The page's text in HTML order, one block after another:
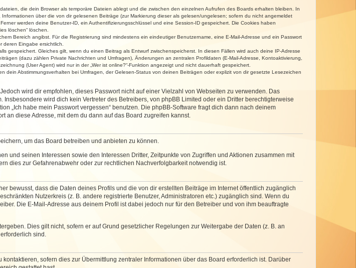
die dein Browser als temporäre Dateien ablegt und die zwischen den einzelnen Aufrufen des Boards erhalten bleiben. In
über die von dir gelesenen Beiträge (zur Markierung dieser als gelesen/ungelesen; sofern du nicht angemeldet
werden deine Benutzer-ID, ein Authentifizierungsschlüssel und eine Session-ID gespeichert. Die Cookies haben
löschen“ löschen.
Bereich angibst. Für die Registrierung sind mindestens ein eindeutiger Benutzername, eine E-Mail-Adresse und ein Passwort
deren Eingabe ersichtlich.
Gleiches gilt, wenn du einen Beitrag als Entwurf zwischenspeicherst. In diesen Fällen wird auch deine IP-Adresse
(dazu zählen Private Nachrichten und Umfragen), Änderungen an zentralen Profildaten (E-Mail-Adresse, Kontoaktivierung,
(User Agent) wird nur in der „Wer ist online?“-Funktion angezeigt und nicht dauerhaft gespeichert.
Abstimmungsverhalten bei Umfragen, der Gelesen-Status von deinen Beiträgen oder explizit von dir gesetzte Lesezeichen
wird dir empfohlen, dieses Passwort nicht auf einer Vielzahl von Webseiten zu verwenden. Das
wird dich kein Vertreter des Betreibers, von phpBB Limited oder ein Dritter berechtigterweise
„Ich habe mein Passwort vergessen“ benutzen. Die phpBB-Software fragt dich dann nach deinem
an diese Adresse, mit dem du dann auf das Board zugreifen kannst.
um das Board betreiben und anbieten zu können.
und seinen Interessen sowie den Interessen Dritter, Zeitpunkte von Zugriffen und Aktionen zusammen mit
dies zur Gefahrenabwehr oder zur rechtlichen Nachverfolgbarkeit notwendig ist.
bewusst, dass die Daten deines Profils und die von dir erstellten Beiträge im Internet öffentlich zugänglich
Nutzerkreis (z. B. andere registrierte Benutzer, Administratoren etc.) zugänglich sind. Wenn du
Die E-Mail-Adresse aus deinem Profil ist dabei jedoch nur für den Betreiber und von ihm beauftragte
Dies gilt nicht, sofern er auf Grund gesetzlicher Regelungen zur Weitergabe der Daten (z. B. an
sind.
sofern dies zur Übermittlung zentraler Informationen über das Board erforderlich ist. Darüber